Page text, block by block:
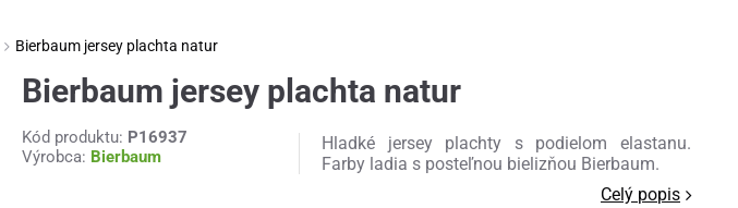
Bierbaum jersey plachta natur
Bierbaum jersey plachta natur
Kód produktu: P16937
Výrobca: Bierbaum
Hladké jersey plachty s podielom elastanu.
Farby ladia s posteľnou bielizňou Bierbaum.
Celý popis